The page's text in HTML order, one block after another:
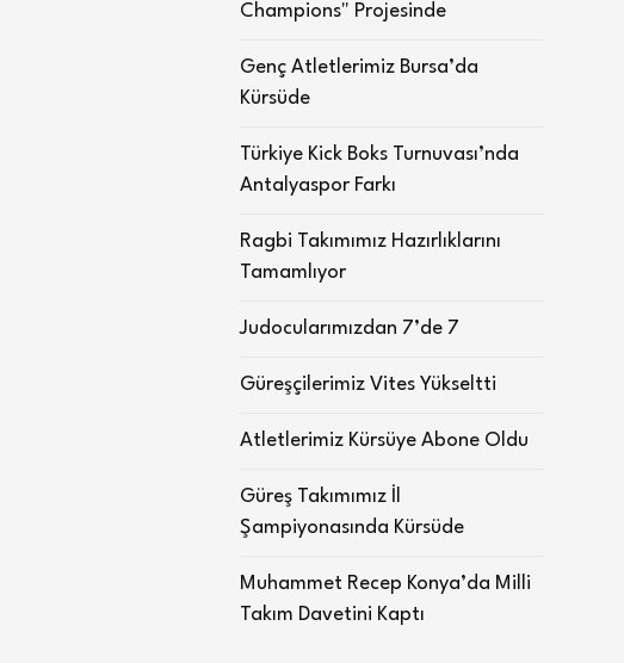
Champions" Projesinde
Genç Atletlerimiz Bursa’da
Kürsüde
Türkiye Kick Boks Turnuvası’nda
Antalyaspor Farkı
Ragbi Takımımız Hazırlıklarını
Tamamlıyor
Judocularımızdan 7’de 7
Güreşçilerimiz Vites Yükseltti
Atletlerimiz Kürsüye Abone Oldu
Güreş Takımımız İl
Şampiyonasında Kürsüde
Muhammet Recep Konya’da Milli
Takım Davetini Kaptı